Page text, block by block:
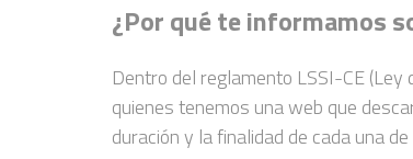
¿Por qué te informamos
Dentro del reglamento LSSI-CE
quienes tenemos una web que
duración y la finalidad de cada una